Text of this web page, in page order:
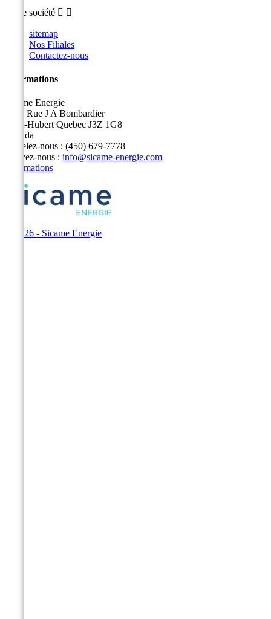
Notre société  
sitemap
Nos Filiales
Contactez-nous
Informations
Sicame Energie
5400 Rue J A Bombardier
Saint-Hubert Quebec J3Z 1G8
Canada
Appelez-nous : (450) 679-7778
Écrivez-nous : info@sicame-energie.com
Informations
© 2026 - Sicame Energie